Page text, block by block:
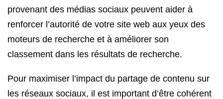
provenant des médias sociaux peuvent aider à
renforcer l’autorité de votre site web aux yeux des
moteurs de recherche et à améliorer son
classement dans les résultats de recherche.
Pour maximiser l’impact du partage de contenu sur
les réseaux sociaux, il est important d’être cohérent